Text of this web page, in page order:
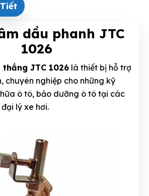
dầu phanh JTC
1026
thắng JTC 1026 là thiết bị hỗ trợ
chuyên nghiệp cho những kỹ
ô tô, bảo dưỡng ô tô tại các
lý xe hơi.